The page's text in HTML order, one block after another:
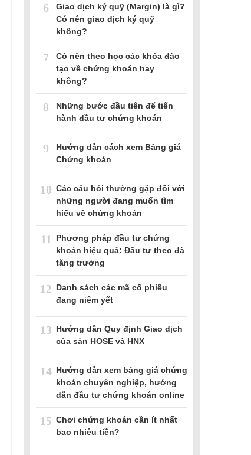
6
Giao dịch ký quỹ (Margin) là gì?
Có nên giao dịch ký quỹ
không?
7
Có nên theo học các khóa đào
tạo về chứng khoán hay
không?
8
Những bước đầu tiên để tiến
hành đầu tư chứng khoán
9
Hướng dẫn cách xem Bảng giá
Chứng khoán
10 Các câu hỏi thường gặp đối với
những người đang muốn tìm
hiểu về chứng khoán
11
Phương pháp đầu tư chứng
khoán hiệu quả: Đầu tư theo đà
tăng trưởng
12 Danh sách các mã cổ phiếu
đang niêm yết
13 Hướng dẫn Quy định Giao dịch
của sàn HOSE và HNX
14 Hướng dẫn xem bảng giá chứng
khoán chuyên nghiệp, hướng
dẫn đầu tư chứng khoán online
15 Chơi chứng khoán cần ít nhất
bao nhiêu tiền?